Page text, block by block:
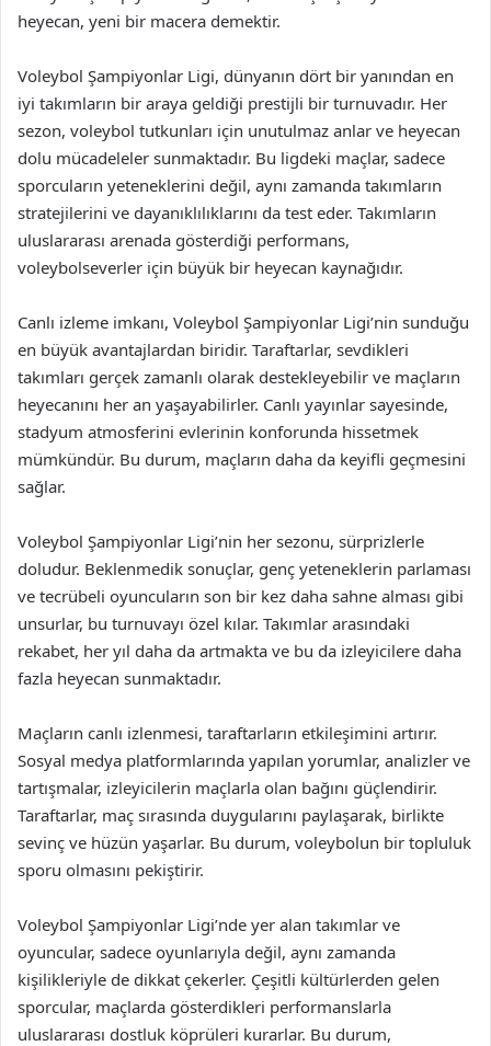
heyecan, yeni bir macera demektir.
Voleybol Şampiyonlar Ligi, dünyanın dört bir yanından en
iyi takımların bir araya geldiği prestijli bir turnuvadır. Her
sezon, voleybol tutkunları için unutulmaz anlar ve heyecan
dolu mücadeleler sunmaktadır. Bu ligdeki maçlar, sadece
sporcuların yeteneklerini değil, aynı zamanda takımların
stratejilerini ve dayanıklılıklarını da test eder. Takımların
uluslararası arenada gösterdiği performans,
voleybolseverler için büyük bir heyecan kaynağıdır.
Canlı izleme imkanı, Voleybol Şampiyonlar Ligi’nin sunduğu
en büyük avantajlardan biridir. Taraftarlar, sevdikleri
takımları gerçek zamanlı olarak destekleyebilir ve maçların
heyecanını her an yaşayabilirler. Canlı yayınlar sayesinde,
stadyum atmosferini evlerinin konforunda hissetmek
mümkündür. Bu durum, maçların daha da keyifli geçmesini
sağlar.
Voleybol Şampiyonlar Ligi’nin her sezonu, sürprizlerle
doludur. Beklenmedik sonuçlar, genç yeteneklerin parlaması
ve tecrübeli oyuncuların son bir kez daha sahne alması gibi
unsurlar, bu turnuvayı özel kılar. Takımlar arasındaki
rekabet, her yıl daha da artmakta ve bu da izleyicilere daha
fazla heyecan sunmaktadır.
Maçların canlı izlenmesi, taraftarların etkileşimini artırır.
Sosyal medya platformlarında yapılan yorumlar, analizler ve
tartışmalar, izleyicilerin maçlarla olan bağını güçlendirir.
Taraftarlar, maç sırasında duygularını paylaşarak, birlikte
sevinç ve hüzün yaşarlar. Bu durum, voleybolun bir topluluk
sporu olmasını pekiştirir.
Voleybol Şampiyonlar Ligi’nde yer alan takımlar ve
oyuncular, sadece oyunlarıyla değil, aynı zamanda
kişilikleriyle de dikkat çekerler. Çeşitli kültürlerden gelen
sporcular, maçlarda gösterdikleri performanslarla
uluslararası dostluk köprüleri kurarlar. Bu durum,